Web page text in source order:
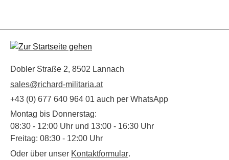
Dobler Straße 2, 8502 Lannach
sales@richard-militaria.at
+43 (0) 677 640 964 01 auch per WhatsApp
Montag bis Donnerstag:
08:30 - 12:00 Uhr und 13:00 - 16:30 Uhr
Freitag: 08:30 - 12:00 Uhr
Oder über unser Kontaktformular.